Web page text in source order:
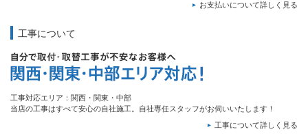
お支払いについて詳しく見る
工事について
工事対応エリア：関西・関東・中部
当店の工事はすべて安心の自社施工。自社専任スタッフがお伺いいたします！
工事について詳しく見る